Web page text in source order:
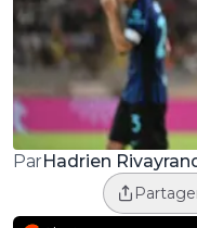
ParHadrien